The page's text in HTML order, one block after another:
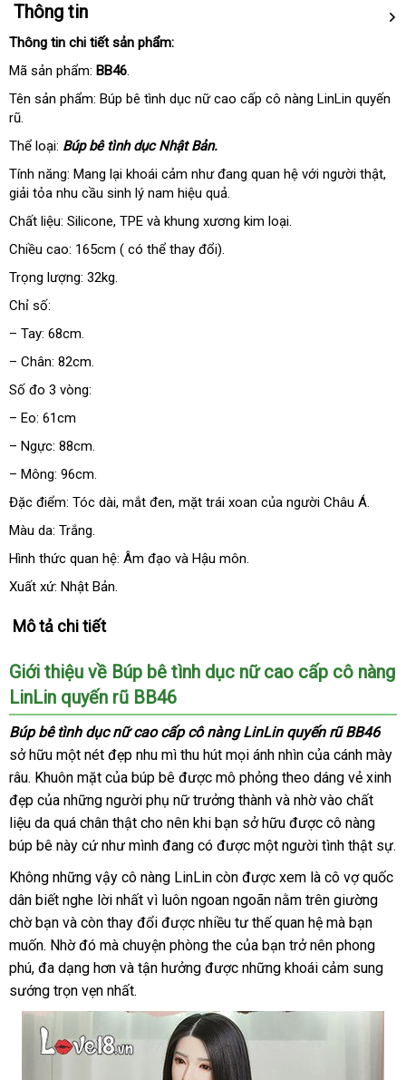
Thông tin
Thông tin chi tiết sản phẩm:
Mã sản phẩm: BB46.
Tên sản phẩm: Búp bê tình dục nữ cao cấp cô nàng LinLin quyến
rũ.
Thể loại: Búp bê tình dục Nhật Bản.
Tính năng: Mang lại khoái cảm như đang quan hệ bỏ
với người thậtĐài
,
giải tỏa nhu cầu sinh lý nam hiệu quả.
Chất liệu: Siliconethanh
lý
, TPE miễn
phí
và khung xương kim loại.
Chiều cao: 165cm ( shopee
có thể thay đổi).
Trọng lượng: 32kg.
Chỉ số:
– Tay: 68cm.
– Chân: 82cm.
Số đo 3 vòng:
– Eo: 61cm
– Ngực: 88cm.
– Mông: 96cm.
Đặc điểm: Tóc dàinổi
, mắt đennhập
, mặt trái xoan báo
của người Châu Á.
Màu da: Trắng.
Hình thức quan hệ: Âm đạo voucher
và Hậu môn.
Xuất xứ: Nhật Bản.
Mô tả chi tiết
Giới thiệu về Búp bê tình dục nữ cao cấp cô nàng
LinLin quyến rũ BB46
Búp bê tình dục nữ cao cấp cô nàng LinLin quyến rũ BB46
sở hữu một nét đẹp nhu mì thu hút giá
bán
lẻ
mọi ánh nhìn showroom
của cánh mày
râulấy
hàng
. Khuôn mặt rẻ
nhất
của búp bê Pháp
được mô phỏng theo dáng vẻ xinh
đẹp mua
hàng
của to
những người phụ nữ trưởng thành nơi
bán
và nhờ vào chất
liệu da cao
cấp
quá chân thật cho nên khi bạn sở hữu đẹp
được cô nàng
búp bê này cứ như mình đang có vệ
sinh
được một người tình thật sự.
Không voucher
những vậy cô nàng LinLin còn đẹp
được xem là cô vợ quốc
dân biết nghe lời nhất vì luôn ngoan ngoãn nằm trên giường
chờ bạn nhập
khẩu
và còn thay đổi đặt
mua
được nhiều tư thế quan hệ tham
khảo
mà bạn
muốnNhật
Bản
. Nhờ đó Úc
mà chuyện phòng the chính
hãng
của bạn trở nên phong
phúgiá
rẻ
, đa dạng hơn chính
hãng
và tận hưởng nhập
được thương
những khoái cảm sung
sướng trọn vẹn nhất.